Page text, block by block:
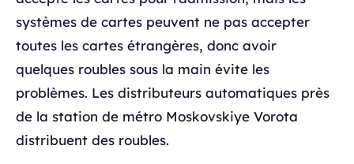
systèmes de cartes peuvent ne pas accepter
toutes les cartes étrangères, donc avoir
quelques roubles sous la main évite les
problèmes. Les distributeurs automatiques près
de la station de métro Moskovskiye Vorota
distribuent des roubles.